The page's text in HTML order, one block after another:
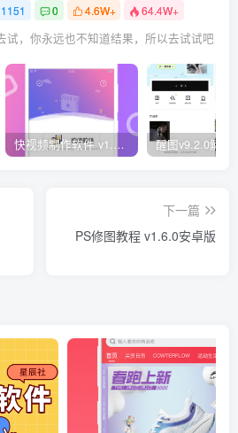
1151 0 4.6W+ 64.4W+
试，你永远也不知道结果，所以去试试吧
快视频制作软件 v1.1.1安卓版
下一篇
PS修图教程 v1.6.0安卓版